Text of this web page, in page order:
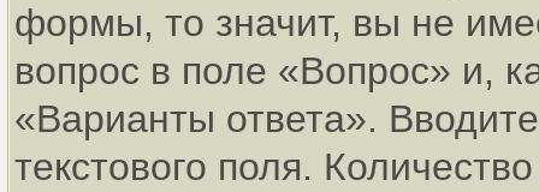
формы, то значит, вы не
вопрос в поле «Вопрос» и,
«Варианты ответа».
текстового поля.